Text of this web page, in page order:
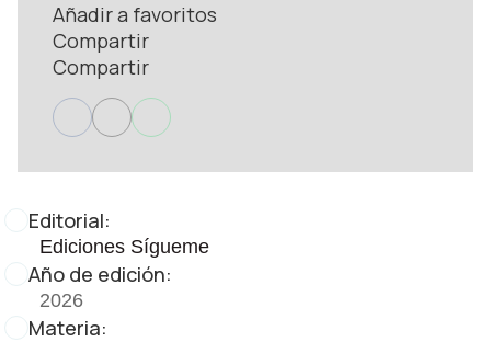
Editorial:
Ediciones Sígueme
Año de edición:
2026
Materia:
Añadir a favoritos
Compartir
Compartir